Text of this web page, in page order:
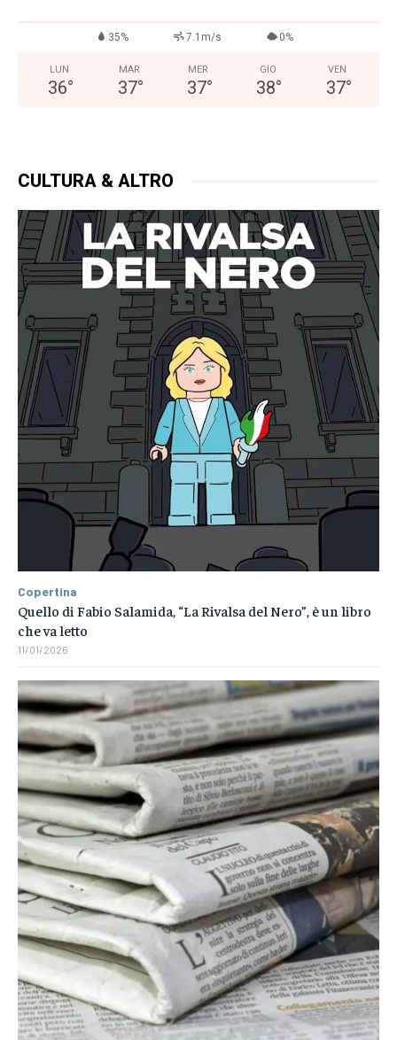
35% 7.1m/s 0%
LUN
36°
MAR
37°
MER
37°
GIO
38°
VEN
37°
CULTURA & ALTRO
Copertina
Quello di Fabio Salamida, “La Rivalsa del Nero”, è un libro
che va letto
11/01/2026